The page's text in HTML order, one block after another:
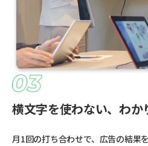
横文字を使わない、わ
月1回の打ち合わせで、広告の結果